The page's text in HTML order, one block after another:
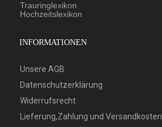
Trauringlexikon
Hochzeitslexikon
INFORMATIONEN
Unsere AGB
Datenschutzerklärung
Widerrufsrecht
Lieferung,Zahlung und Versandkosten